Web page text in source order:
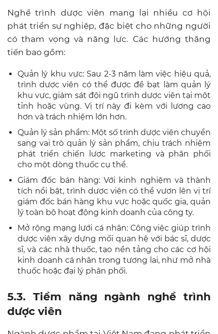
Nghề trình dược viên mang lại nhiều cơ hội
phát triển sự nghiệp, đặc biệt cho những người
có tham vọng và năng lực. Các hướng thăng
tiến bao gồm:
Quản lý khu vực: Sau 2-3 năm làm việc hiệu quả,
trình dược viên có thể được đề bạt làm quản lý
khu vực, giám sát đội ngũ trình dược viên tại một
tỉnh hoặc vùng. Vị trí này đi kèm với lương cao
hơn và trách nhiệm lớn hơn.
Quản lý sản phẩm: Một số trình dược viên chuyển
sang vai trò quản lý sản phẩm, chịu trách nhiệm
phát triển chiến lược marketing và phân phối
cho một dòng thuốc cụ thể.
Giám đốc bán hàng: Với kinh nghiệm và thành
tích nổi bật, trình dược viên có thể vươn lên vị trí
giám đốc bán hàng khu vực hoặc quốc gia, quản
lý toàn bộ hoạt động kinh doanh của công ty.
Mở rộng mạng lưới cá nhân: Công việc giúp trình
dược viên xây dựng mối quan hệ với bác sĩ, dược
sĩ, và các nhà thuốc, tạo nền tảng cho các cơ hội
kinh doanh cá nhân trong tương lai, như mở nhà
thuốc hoặc đại lý phân phối.
5.3. Tiềm năng ngành nghề trình
dược viên